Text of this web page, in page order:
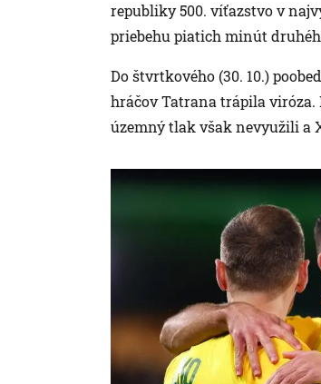
republiky 500. víťazstvo v
priebehu piatich minút
Do štvrtkového (30. 10.)
hráčov Tatrana trápila viróza.
územný tlak však nevyužili a